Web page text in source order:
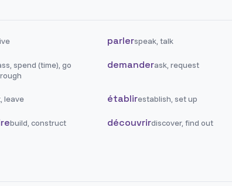
parlerspeak, talk
spend (time), go
demanderask, request
leave établirestablish, set up
build, construct découvrirdiscover, find out